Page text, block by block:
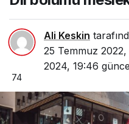
Ali Keskin
25 Temmuz 2022,
2024, 19:46
74